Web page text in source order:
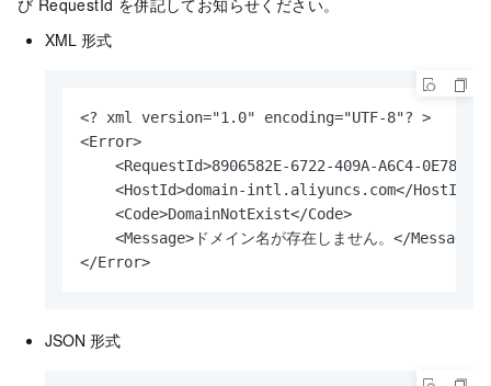
び RequestId を併記してお知らせください。
XML 形式
<? xml version="1.0" encoding="UTF-8"? >
<Error>
<RequestId>8906582E-6722-409A-A6C4-
    <HostId>domain-intl.aliyuncs.com</HostId>
    <Code>DomainNotExist</Code>
    <Message>ドメイン名が存在しません。</Message>
</Error>
JSON 形式